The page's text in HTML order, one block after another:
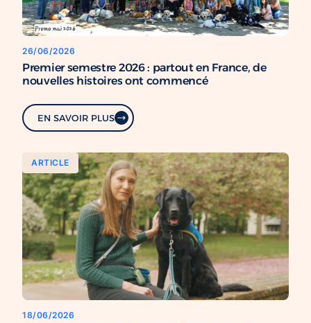
26/06/2026
Premier semestre 2026 : partout en France, de
nouvelles histoires ont commencé
EN SAVOIR PLUS
ARTICLE
18/06/2026